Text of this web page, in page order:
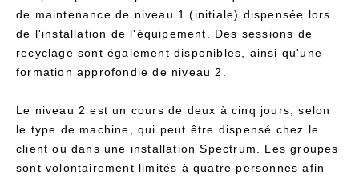
de maintenance de niveau 1 (initiale) dispensée lors
de l'installation de l'équipement. Des sessions de
recyclage sont également disponibles, ainsi qu'une
formation approfondie de niveau 2.
Le niveau 2 est un cours de deux à cinq jours, selon
le type de machine, qui peut être dispensé chez le
client ou dans une installation Spectrum. Les groupes
sont volontairement limités à quatre personnes afin